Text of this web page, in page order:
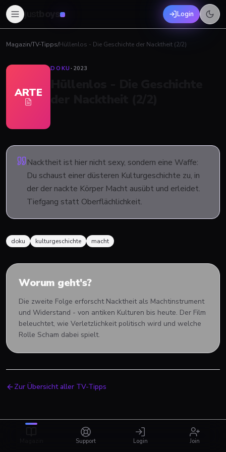
boys Login
Magazin/TV-Tipps/Hüllenlos - Die Geschichte der Nacktheit (2/2)
ARTE
DOKU· 2023
Nacktheit ist hier nicht sexy, sondern eine Waffe:
Du schaust einer düsteren Kulturgeschichte zu, in
der der nackte Körper Macht ausübt und erleidet.
Tiefgang statt Oberflächlichkeit.
doku kulturgeschichte macht
Worum geht's?
Die zweite Folge erforscht Nacktheit als Machtinstrument
und Widerstand - von antiken Kulturen bis heute. Der Film
beleuchtet, wie Verletzlichkeit politisch wird und welche
Rolle Scham dabei spielt.
Zur Übersicht aller TV-Tipps
Support Login Join